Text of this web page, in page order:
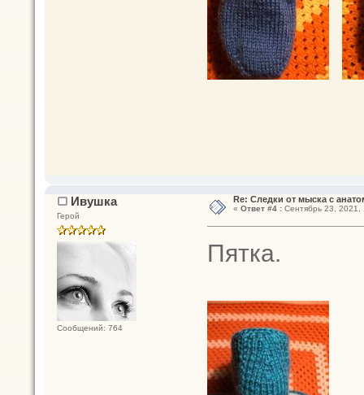
Ивушка
Герой
Сообщений: 764
Re: Следки от мыска с
« Ответ #4 :Сентябрь 23, 2021,
Пятка.